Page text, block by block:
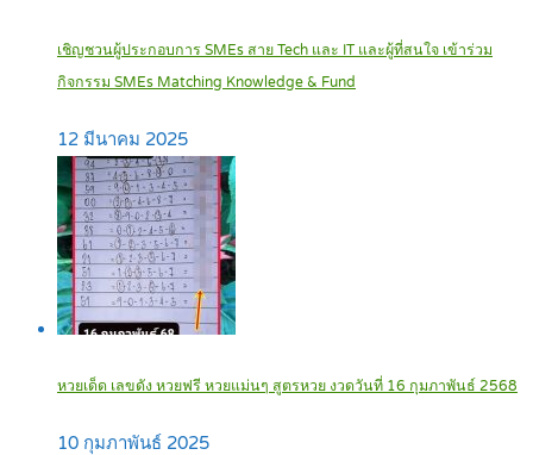
เชิญชวนผู้ประกอบการ SMEs สาย Tech และ IT และผู้ที่สนใจ เข้าร่วม
กิจกรรม SMEs Matching Knowledge & Fund
12 มีนาคม 2025
หวยเด็ด เลขดัง หวยฟรี หวยแม่นๆ สูตรหวย งวดวันที่ 16 กุมภาพันธ์ 2568
10 กุมภาพันธ์ 2025